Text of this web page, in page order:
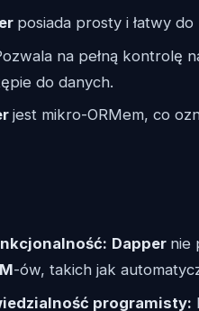
posiada prosty i łatwy
na pełną kontrolę
do danych.
jest mikro-ORMem, co
Dapper nie
-ów, takich jak
programisty: